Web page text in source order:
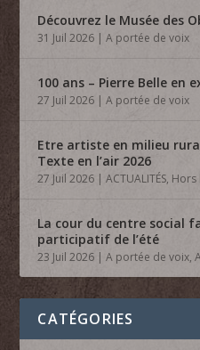
Découvrez le Musée des
31 Juil 2026 |A portée de voix
100 ans – Pierre Belle en
27 Juil 2026 |A portée de voix
Etre artiste en milieu
Texte en l’air 2026
27 Juil 2026 |ACTUALITÉS, Hors
La cour du centre social
participatif de l’été
23 Juil 2026 |A portée de voix,
CATÉGORIES